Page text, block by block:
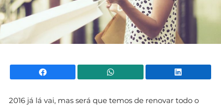
Facebook WhatsApp
2016 já lá vai, mas será que temos de renovar todo o